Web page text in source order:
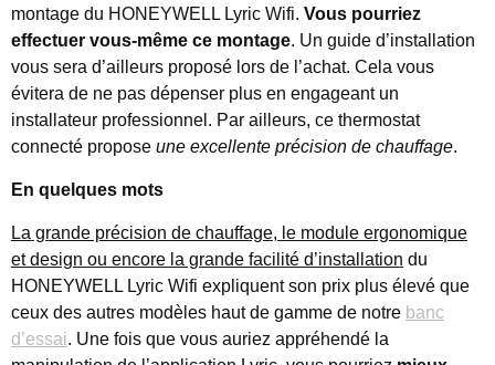
montage du HONEYWELL Lyric Wifi. Vous pourriez
effectuer vous-même ce montage. Un guide d’installation
vous sera d’ailleurs proposé lors de l’achat. Cela vous
évitera de ne pas dépenser plus en engageant un
installateur professionnel. Par ailleurs, ce thermostat
connecté propose une excellente précision de chauffage.
En quelques mots
La grande précision de chauffage, le module ergonomique
et design ou encore la grande facilité d’installation du
HONEYWELL Lyric Wifi expliquent son prix plus élevé que
ceux des autres modèles haut de gamme de notre banc
d’essai. Une fois que vous auriez appréhendé la